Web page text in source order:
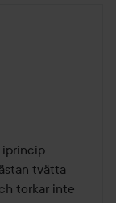
iprincip
tvätta
torkar inte